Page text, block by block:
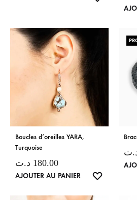
Boucles d’oreilles YARA,
Turquoise
180.00 د.ت
AJOUTER AU PANIER